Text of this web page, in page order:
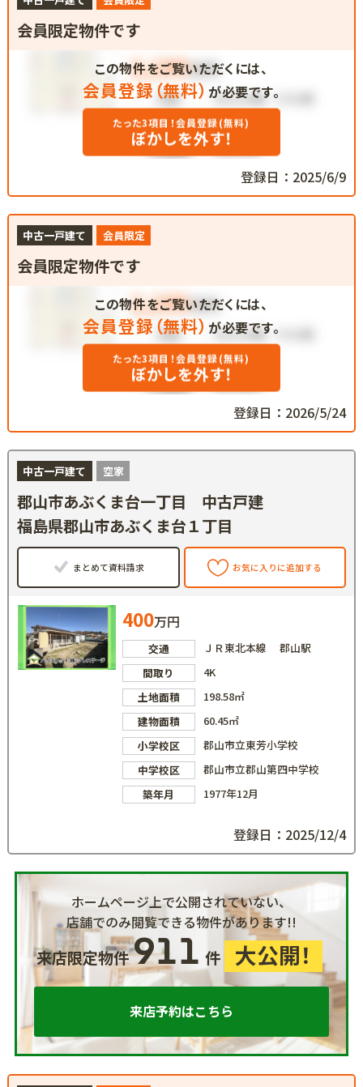
会員限定物件です
この物件をご覧いただくには、
会員登録（無料） が必要です。
たった3項目！会員登録(無料)
ぼかしを外す！
登録日：2025/6/9
中古一戸建て 会員限定
会員限定物件です
この物件をご覧いただくには、
会員登録（無料） が必要です。
たった3項目！会員登録(無料)
ぼかしを外す！
登録日：2026/5/24
中古一戸建て 空家
郡山市あぶくま台一丁目 中古戸建
福島県郡山市あぶくま台１丁目
まとめて資料請求 お気に入りに追加する
400万円
交通
ＪＲ東北本線 郡山駅
間取り
4K
土地面積
198.58㎡
建物面積
60.45㎡
小学校区
郡山市立東芳小学校
中学校区
郡山市立郡山第四中学校
築年月
1977年12月
登録日：2025/12/4
ホームページ上で公開されていない、
店舗でのみ閲覧できる物件があります!!
来店限定物件911 件 大公開！
来店予約はこちら